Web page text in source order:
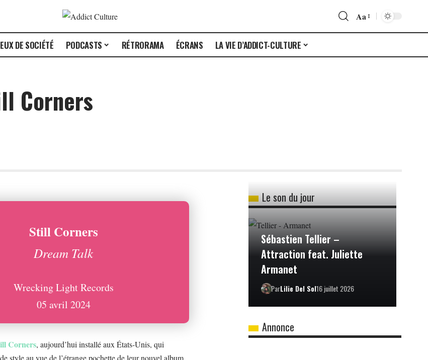
Aa
DE SOCIÉTÉ PODCASTS RÉTRORAMA ÉCRANS LA VIE D’ADDICT-CULTURE
Corners
Still Corners
Dream Talk
Wrecking Light Records
05 avril 2024
Corners, aujourd’hui installé aux États-Unis, qui
style au vue de l’étrange pochette de leur nouvel album
Le son du jour
Sébastien Tellier –
Attraction feat. Juliette
Armanet
ParLilie Del Sol16 juillet 2026
Annonce